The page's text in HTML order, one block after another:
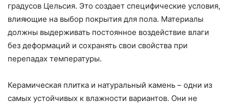
градусов Цельсия. Это создает специфические условия,
влияющие на выбор покрытия для пола. Материалы
должны выдерживать постоянное воздействие влаги
без деформаций и сохранять свои свойства при
перепадах температуры.
Керамическая плитка и натуральный камень – одни из
самых устойчивых к влажности вариантов. Они не